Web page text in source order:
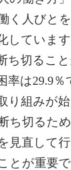
く人びと
していま
ち切るこ
率は29.9％
り組みが
ち切るた
見直して
とが重要